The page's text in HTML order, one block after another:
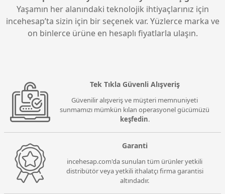
Yaşamın her alanındaki teknolojik ihtiyaçlarınız için
incehesap’ta sizin için bir seçenek var. Yüzlerce marka ve
on binlerce ürüne en hesaplı fiyatlarla ulaşın.
Tek Tıkla Güvenli Alışveriş
Güvenilir alışveriş ve müşteri memnuniyeti
sunmamızı mümkün kılan operasyonel gücümüzü
keşfedin.
Garanti
incehesap.com'da sunulan tüm ürünler yetkili
distribütör veya yetkili ithalatçı firma garantisi
altındadır.